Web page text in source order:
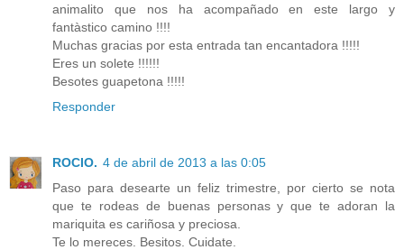
animalito que nos ha acompañado en este largo y
fantàstico camino !!!!
Muchas gracias por esta entrada tan encantadora !!!!!
Eres un solete !!!!!!
Besotes guapetona !!!!!
Responder
ROCIO. 4 de abril de 2013 a las 0:05
Paso para desearte un feliz trimestre, por cierto se nota
que te rodeas de buenas personas y que te adoran la
mariquita es cariñosa y preciosa.
Te lo mereces. Besitos. Cuidate.